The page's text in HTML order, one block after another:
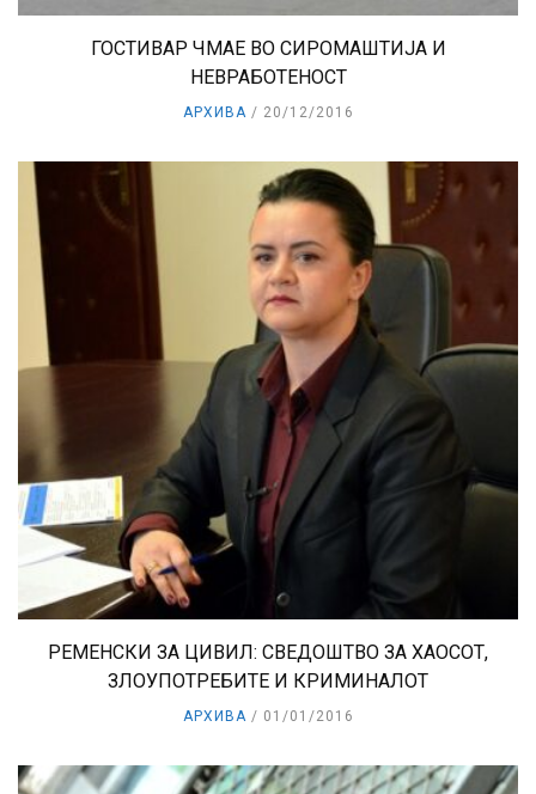
ГОСТИВАР ЧМАЕ ВО СИРОМАШТИЈА И
НЕВРАБОТЕНОСТ
АРХИВА 20/12/2016
РЕМЕНСКИ ЗА ЦИВИЛ: СВЕДОШТВО ЗА ХАОСОТ,
ЗЛОУПОТРЕБИТЕ И КРИМИНАЛОТ
АРХИВА 01/01/2016